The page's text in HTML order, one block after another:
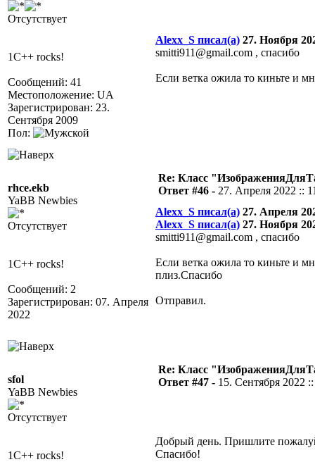
Отсутствует
1C++ rocks!
Сообщений: 41
Местоположение: UA
Зарегистрирован: 23.
Сентября 2009
Пол:
Alexx_S писал(а) 27. Ноября
smitti911@gmail.com , спасибо
Если ветка ожила то киньте и
rhce.ekb
YaBB Newbies
Отсутствует
1C++ rocks!
Сообщений: 2
Зарегистрирован: 07. Апреля
2022
Re: Класс
Ответ #46 - 27. Апреля 2022 ::
Alexx_S писал(а) 27. Апреля
Alexx_S писал(а) 27. Ноября
smitti911@gmail.com , спасибо
Если ветка ожила то киньте и
плиз.Спасибо
Отправил.
sfol
YaBB Newbies
Отсутствует
1C++ rocks!
Re: Класс
Ответ #47 - 15. Сентября 2022
Добрый день. Пришлите
Спасибо!